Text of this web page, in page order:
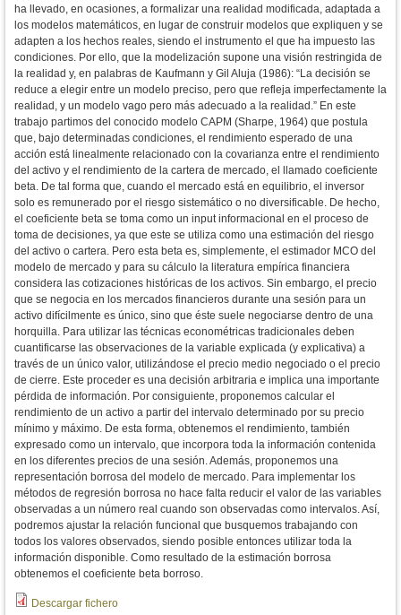
ha llevado, en ocasiones, a formalizar una realidad modificada, adaptada a
los modelos matemáticos, en lugar de construir modelos que expliquen y se
adapten a los hechos reales, siendo el instrumento el que ha impuesto las
condiciones. Por ello, que la modelización supone una visión restringida de
la realidad y, en palabras de Kaufmann y Gil Aluja (1986): “La decisión se
reduce a elegir entre un modelo preciso, pero que refleja imperfectamente la
realidad, y un modelo vago pero más adecuado a la realidad.” En este
trabajo partimos del conocido modelo CAPM (Sharpe, 1964) que postula
que, bajo determinadas condiciones, el rendimiento esperado de una
acción está linealmente relacionado con la covarianza entre el rendimiento
del activo y el rendimiento de la cartera de mercado, el llamado coeficiente
beta. De tal forma que, cuando el mercado está en equilibrio, el inversor
solo es remunerado por el riesgo sistemático o no diversificable. De hecho,
el coeficiente beta se toma como un input informacional en el proceso de
toma de decisiones, ya que este se utiliza como una estimación del riesgo
del activo o cartera. Pero esta beta es, simplemente, el estimador MCO del
modelo de mercado y para su cálculo la literatura empírica financiera
considera las cotizaciones históricas de los activos. Sin embargo, el precio
que se negocia en los mercados financieros durante una sesión para un
activo difícilmente es único, sino que éste suele negociarse dentro de una
horquilla. Para utilizar las técnicas econométricas tradicionales deben
cuantificarse las observaciones de la variable explicada (y explicativa) a
través de un único valor, utilizándose el precio medio negociado o el precio
de cierre. Este proceder es una decisión arbitraria e implica una importante
pérdida de información. Por consiguiente, proponemos calcular el
rendimiento de un activo a partir del intervalo determinado por su precio
mínimo y máximo. De esta forma, obtenemos el rendimiento, también
expresado como un intervalo, que incorpora toda la información contenida
en los diferentes precios de una sesión. Además, proponemos una
representación borrosa del modelo de mercado. Para implementar los
métodos de regresión borrosa no hace falta reducir el valor de las variables
observadas a un número real cuando son observadas como intervalos. Así,
podremos ajustar la relación funcional que busquemos trabajando con
todos los valores observados, siendo posible entonces utilizar toda la
información disponible. Como resultado de la estimación borrosa
obtenemos el coeficiente beta borroso.
Descargar fichero